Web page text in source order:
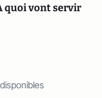
quoi vont servir